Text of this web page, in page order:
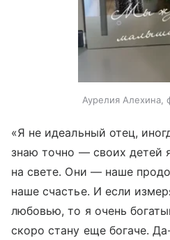
Аурелия Алехина,
«Я не идеальный отец,
знаю точно — своих детей
на свете. Они — наше
наше счастье. И если
любовью, то я очень
скоро стану еще богаче.